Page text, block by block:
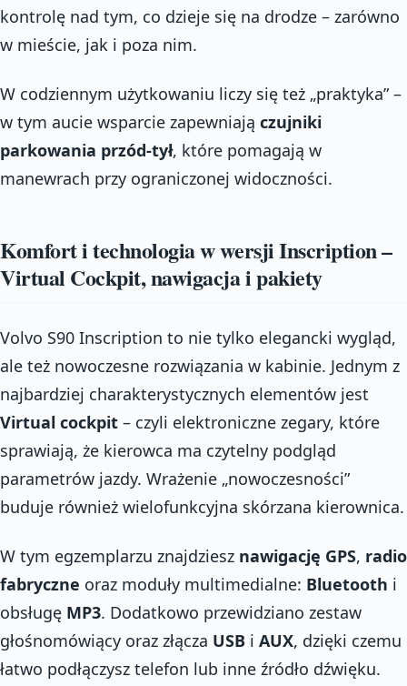
kontrolę nad tym, co dzieje się na drodze – zarówno
w mieście, jak i poza nim.
W codziennym użytkowaniu liczy się też „praktyka” –
w tym aucie wsparcie zapewniają czujniki
parkowania przód-tył, które pomagają w
manewrach przy ograniczonej widoczności.
Komfort i technologia w wersji Inscription –
Virtual Cockpit, nawigacja i pakiety
Volvo S90 Inscription to nie tylko elegancki wygląd,
ale też nowoczesne rozwiązania w kabinie. Jednym z
najbardziej charakterystycznych elementów jest
Virtual cockpit – czyli elektroniczne zegary, które
sprawiają, że kierowca ma czytelny podgląd
parametrów jazdy. Wrażenie „nowoczesności”
buduje również wielofunkcyjna skórzana kierownica.
W tym egzemplarzu znajdziesz nawigację GPS, radio
fabryczne oraz moduły multimedialne: Bluetooth i
obsługę MP3. Dodatkowo przewidziano zestaw
głośnomówiący oraz złącza USB i AUX, dzięki czemu
łatwo podłączysz telefon lub inne źródło dźwięku.